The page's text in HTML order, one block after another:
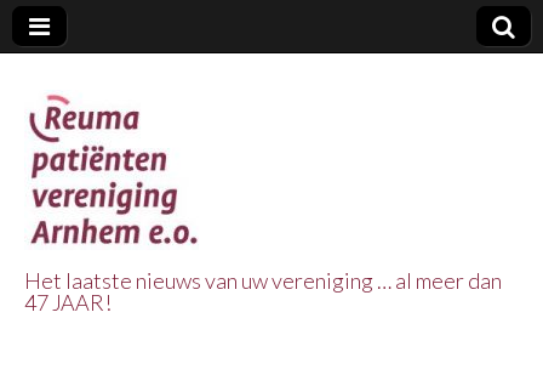
Het laatste nieuws van uw vereniging … al meer dan
47 JAAR!